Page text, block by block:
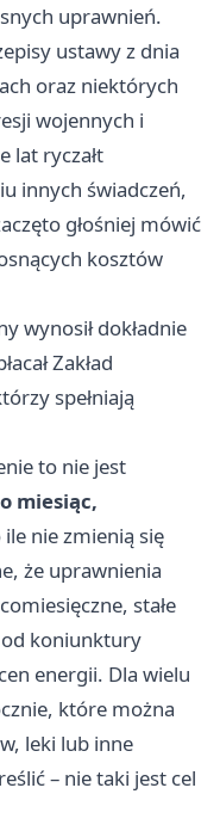
uprawnień.
ustawy z dnia
oraz niektórych
wojennych i
lat ryczałt
innych świadczeń,
głośniej mówić
kosztów
wynosił dokładnie
Zakład
spełniają
to nie jest
miesiąc,
ile nie zmienią się
że uprawnienia
stałe
koniunktury
energii. Dla wielu
które można
leki lub inne
– nie taki jest cel